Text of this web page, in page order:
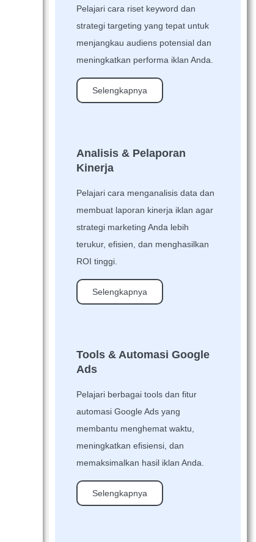
Pelajari cara riset keyword dan
strategi targeting yang tepat untuk
menjangkau audiens potensial dan
meningkatkan performa iklan Anda.
Selengkapnya
Analisis & Pelaporan
Kinerja
Pelajari cara menganalisis data dan
membuat laporan kinerja iklan agar
strategi marketing Anda lebih
terukur, efisien, dan menghasilkan
ROI tinggi.
Selengkapnya
Tools & Automasi Google
Ads
Pelajari berbagai tools dan fitur
automasi Google Ads yang
membantu menghemat waktu,
meningkatkan efisiensi, dan
memaksimalkan hasil iklan Anda.
Selengkapnya